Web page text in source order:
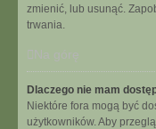
zmienić, lub usunąć.
trwania.
Na górę
Dlaczego nie mam
Niektóre fora mogą być
użytkowników. Aby